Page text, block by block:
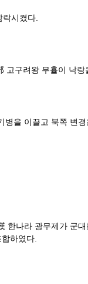
락시켰다.
고구려왕 무휼이 낙
을 이끌고 북쪽 변
한나라 광무제가 군
하였다.